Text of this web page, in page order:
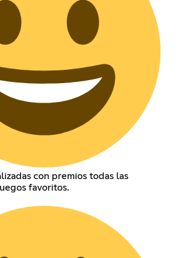
con premios todas las
favoritos.